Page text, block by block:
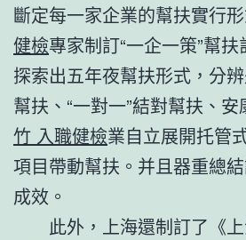
斷定每一家企業的幫扶實行
健檢專家制訂“一企一策”幫扶
探索出五年夜幫扶形式，分
幫扶、“一對一”結對幫扶、
竹 入職健檢業自立展開托管
項目帶動幫扶。并且器重總
成效。
此外，上海還制訂了《